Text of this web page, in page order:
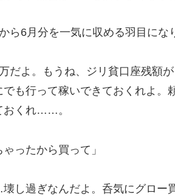
ら6月分を一気に収める羽目にな
だよ。もうね、ジリ貧口座残額
でも行って稼いできておくれよ
おくれ……。
ゃったから買って」
過ぎなんだよ。呑気にグロー